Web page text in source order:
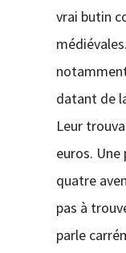
vrai butin
datant de
Leur
euros.
quatre
pas à
parle